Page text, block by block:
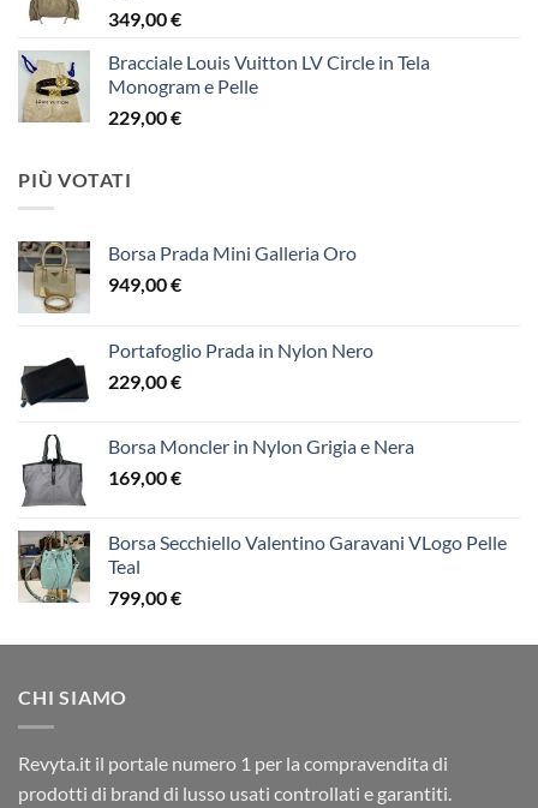
349,00€
Bracciale Louis Vuitton LV Circle in Tela
Monogram e Pelle
229,00€
PIÙ VOTATI
Borsa Prada Mini Galleria Oro
949,00€
Portafoglio Prada in Nylon Nero
229,00€
Borsa Moncler in Nylon Grigia e Nera
169,00€
Borsa Secchiello Valentino Garavani VLogo Pelle
Teal
799,00€
CHI SIAMO
Revyta.it il portale numero 1 per la compravendita di
prodotti di brand di lusso usati controllati e garantiti.